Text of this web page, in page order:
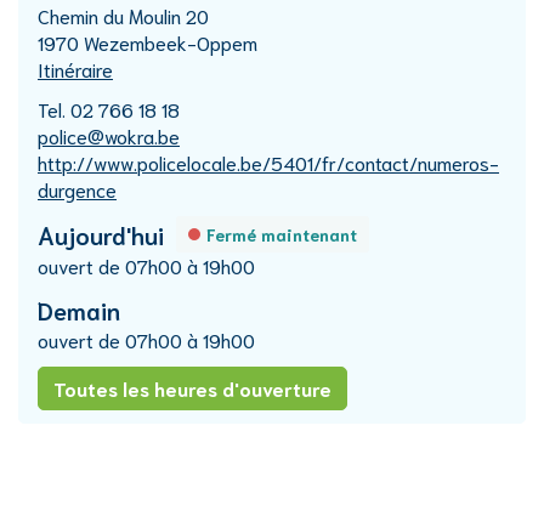
Adresse
Chemin du Moulin 20
,1970 Wezembeek-Oppem
Itinéraire
Tél. 02 766 18 18
E-
mail
police@wokra.be
Site
Web
http://www.policelocale.be/5401/fr/contact/numeros-
durgence
Heures
d'ouverture
Aujourd'hui Fermé maintenant
ouvert de 07h00 à19h00
Demain
ouvert de 07h00 à19h00
Toutes les heures d'ouverture
WOKRA